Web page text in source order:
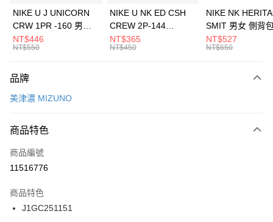
元大商業銀行
台灣樂天信用卡公司
全盈+PAY
AFTEE先享後付
【關於「AFTEE先享後付」】
便利好安心！
３．安心：先確認商品／服務後，再付款。
【「AFTEE先享後付」結帳流程】
１．於結帳方式選擇「AFTEE先享後付」後，將跳轉至「AFTEE先享後付」
２．訂單成立數日內，您將收到繳費通知簡訊。
３．收到繳費通知簡訊後14天內，點擊此簡訊中的連結，可透過四大超商／
ATM／網路銀行／等多元方式進行付款，方視為交易完成。
運送方式
每筆NT$100，滿NT$1,500(含以上)免運費
宅配
每筆NT$100，滿NT$1,500(含以上)免運費
付款後門市自取
每筆NT$100，滿NT$1,500(含以上)免運費
NIKE U J UNICORN
CRW 1PR -160 男女
中統襪 FZ3393100
NT$446
NT$550
NIKE U NK ED CSH
CREW 2P-144
EMBRDY 男女 短統襪
FZ3073133
NT$365
NT$450
NIKE NK
SMIT 男女 側背
BA5871010
NT$527
NT$650
品牌
美津濃 MIZUNO
商品特色
商品編號
11516776
商品特色
J1GC251151